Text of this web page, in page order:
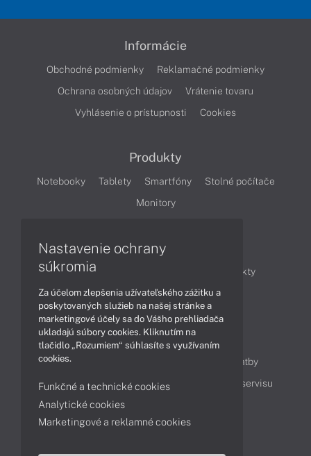
Informácie
Obchodné podmienky
Reklamačné podmienky
Ochrana osobných údajov
Vrátenie tovaru
Vyhlásenie o prístupnosti
Cookies
Produkty
Notebooky Tablety Smartfóny
Stolné počítače
Monitory
Články
Obchodné informácie
Produkty
Technológie
Videá
Obsah
Ako nakupovať
Možnosti doručenia a platby
Podpora a servis
Servisné služby Cenník servisu
Kontakty
043 4224 771 Obchodné oddelenie
Nastavenie ochrany
súkromia
Za účelom zlepšenia užívateľského zážitku a
poskytovaných služieb na našej stránke a
marketingové účely sa do Vášho prehliadača
ukladajú súbory cookies. Kliknutím na
tlačidlo „Rozumiem“ súhlasíte s využívaním
cookies.
Funkčné a technické cookies
Analytické cookies
Marketingové a reklamné cookies